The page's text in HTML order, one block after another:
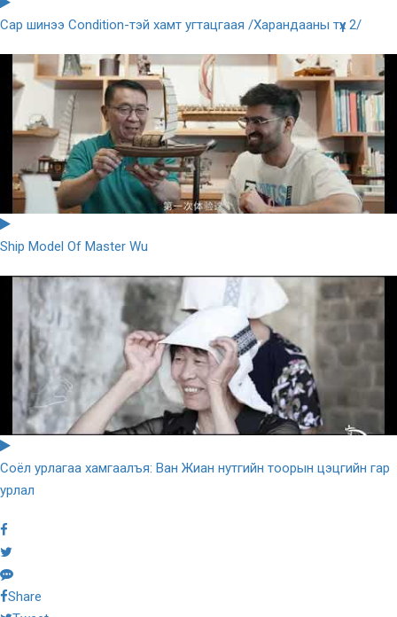
Сар шинээ Condition-тэй хамт угтацгаая /Харандааны түүх 2/
Ship Model Of Master Wu
Соёл урлагаа хамгаалъя: Ван Жиан нутгийн тоорын цэцгийн гар
урлал
Share